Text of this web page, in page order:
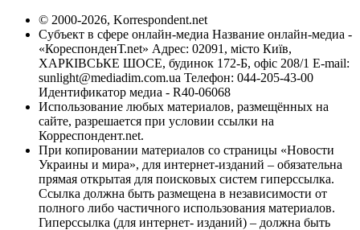
© 2000-2026, Korrespondent.net
Субъект в сфере онлайн-медиа Название онлайн-медиа -
«КореспонденТ.net» Адрес: 02091, місто Київ,
ХАРКІВСЬКЕ ШОСЕ, будинок 172-Б, офіс 208/1 E-mail:
sunlight@mediadim.com.ua Телефон: 044-205-43-00
Идентификатор медиа - R40-06068
Использование любых материалов, размещённых на
сайте, разрешается при условии ссылки на
Корреспондент.net.
При копировании материалов со страницы «Новости
Украины и мира», для интернет-изданий – обязательна
прямая открытая для поисковых систем гиперссылка.
Ссылка должна быть размещена в независимости от
полного либо частичного использования материалов.
Гиперссылка (для интернет- изданий) – должна быть